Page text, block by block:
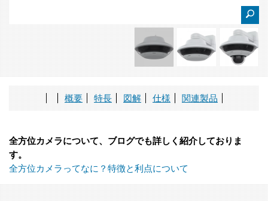
概要 特長 図解 仕様 関連製品
全方位カメラについて、ブログでも詳しく紹介しておりま
す。
全方位カメラってなに？特徴と利点について